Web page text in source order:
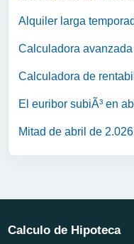
Alquiler larga
Calculadora
Calculadora de
El euribor subiÃ³ en
Mitad de abril de
Calculo de Hipoteca